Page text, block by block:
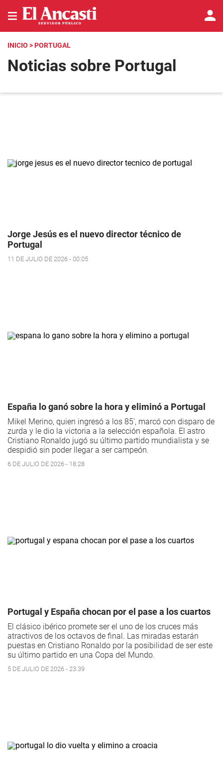
INICIO > PORTUGAL
Noticias sobre Portugal
Jorge Jesús es el nuevo director técnico de
Portugal
11 DE JULIO DE 2026 - 00:05
España lo ganó sobre la hora y eliminó a Portugal
Mikel Merino, quien ingresó a los 85', marcó con disparo de
zurda y le dio la victoria a la selección española. El astro
Cristiano Ronaldo jugó su último partido mundialista y se
despidió sin poder llegar a ser campeón.
6 DE JULIO DE 2026 - 18:28
Portugal y España chocan por el pase a los cuartos
El clásico ibérico promete ser el uno de los cruces más
atractivos de los octavos de final. Las miradas estarán
puestas en Cristiano Ronaldo por la posibilidad de ser este
su último partido en una Copa del Mundo.
5 DE JULIO DE 2026 - 23:39